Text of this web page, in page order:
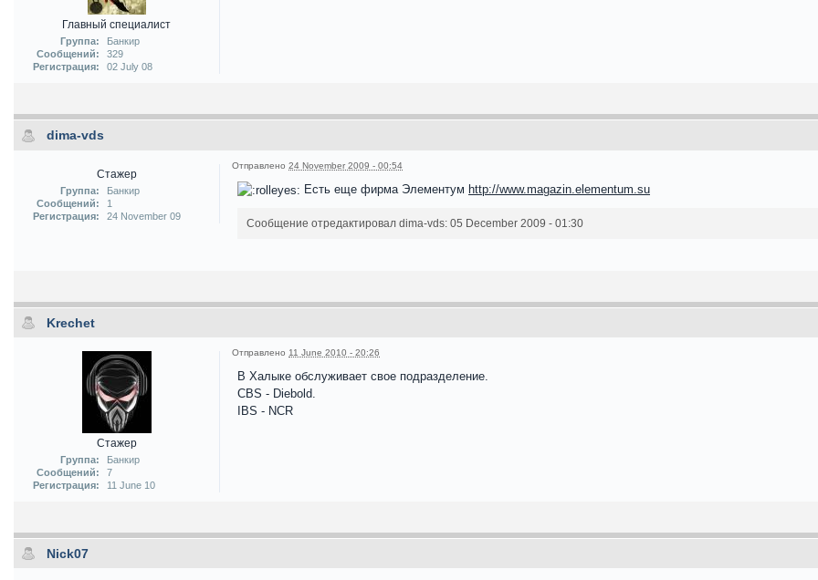
Главный специалист
Группа:
Банкир
Сообщений:
329
Регистрация:
02 July 08
dima-vds
Стажер
Группа:
Банкир
Сообщений:
1
Регистрация:
24 November 09
Отправлено 24 November 2009 - 00:54
Есть еще фирма Элементум http://www.magazin.elementum.su
Сообщение отредактировал dima-vds: 05 December 2009 - 01:30
Krechet
Стажер
Группа:
Банкир
Сообщений:
7
Регистрация:
11 June 10
Отправлено 11 June 2010 - 20:26
В Халыке обслуживает свое подразделение.
CBS - Diebold.
IBS - NCR
Nick07